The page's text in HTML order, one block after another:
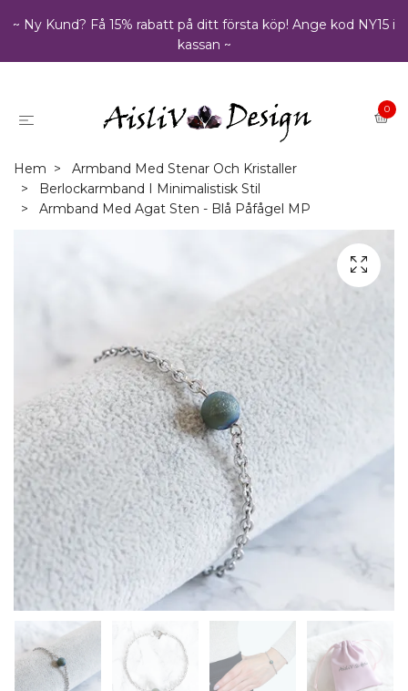
~ Ny Kund? Få 15% rabatt på ditt första köp! Ange kod NY15 i
kassan ~
0
Hem
Armband Med Stenar Och Kristaller
Berlockarmband I Minimalistisk Stil
Armband Med Agat Sten - Blå Påfågel MP